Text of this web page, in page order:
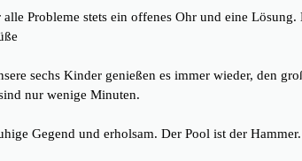
Probleme stets ein offenes Ohr und eine Lösung.
sechs Kinder genießen es immer wieder, den
nur wenige Minuten.
Gegend und erholsam. Der Pool ist der Hammer.